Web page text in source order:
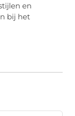
en
bij het